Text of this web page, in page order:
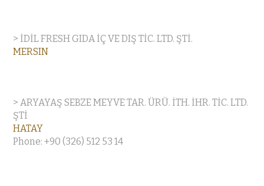
> İDİL FRESH GIDA İÇ VE DIŞ TİC. LTD. ŞTİ.
MERSIN
> ARYAYAŞ SEBZE MEYVE TAR. ÜRÜ. İTH. İHR. TİC. LTD.
ŞTİ
HATAY
Phone: +90 (326) 512 53 14